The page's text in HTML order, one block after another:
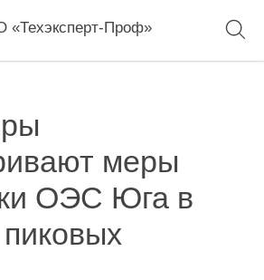
Проф»
меры
ОЭС Юга в